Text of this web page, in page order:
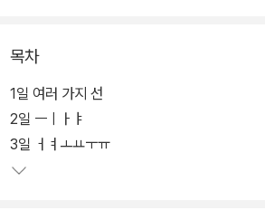
목차
1일 여러 가지 선
2일 ㅡㅣㅏㅑ
3일 ㅓㅕㅗㅛㅜㅠ